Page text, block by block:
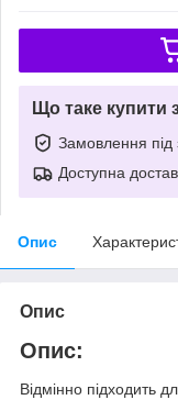
Що таке купити
Замовлення під
Доступна
Опис
Опис
Опис:
Відмінно підходить